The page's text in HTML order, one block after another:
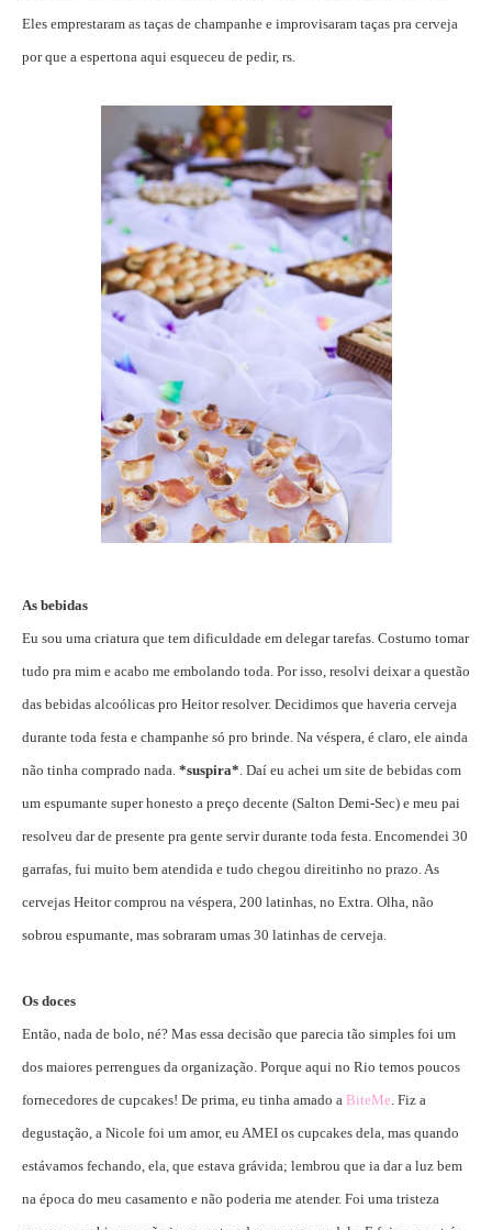
Eles emprestaram as taças de champanhe e improvisaram taças pra cerveja
por que a espertona aqui esqueceu de pedir, rs.
As bebidas
Eu sou uma criatura que tem dificuldade em delegar tarefas. Costumo tomar
tudo pra mim e acabo me embolando toda. Por isso, resolvi deixar a questão
das bebidas alcoólicas pro Heitor resolver. Decidimos que haveria cerveja
durante toda festa e champanhe só pro brinde. Na véspera, é claro, ele ainda
não tinha comprado nada. *suspira*. Daí eu achei um site de bebidas com
um espumante super honesto a preço decente (Salton Demi-Sec) e meu pai
resolveu dar de presente pra gente servir durante toda festa. Encomendei 30
garrafas, fui muito bem atendida e tudo chegou direitinho no prazo. As
cervejas Heitor comprou na véspera, 200 latinhas, no Extra. Olha, não
sobrou espumante, mas sobraram umas 30 latinhas de cerveja.
Os doces
Então, nada de bolo, né? Mas essa decisão que parecia tão simples foi um
dos maiores perrengues da organização. Porque aqui no Rio temos poucos
fornecedores de cupcakes! De prima, eu tinha amado a BiteMe. Fiz a
degustação, a Nicole foi um amor, eu AMEI os cupcakes dela, mas quando
estávamos fechando, ela, que estava grávida; lembrou que ia dar a luz bem
na época do meu casamento e não poderia me atender. Foi uma tristeza